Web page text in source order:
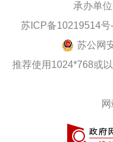
承办单
苏ICP备10219514号
苏公网
推荐使用1024*768或